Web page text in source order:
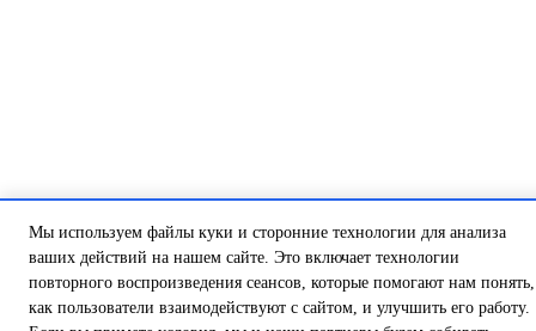
Мы используем файлы куки и сторонние технологии для анализа
ваших действий на нашем сайте. Это включает технологии
повторного воспроизведения сеансов, которые помогают нам понять,
как пользователи взаимодействуют с сайтом, и улучшить его работу.